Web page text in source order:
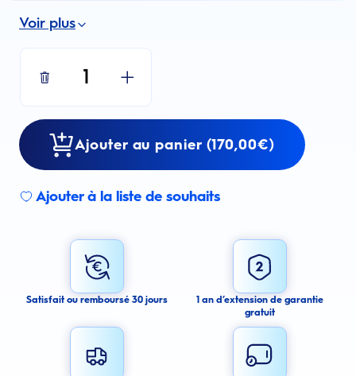
Voir plus
1
Ajouter au panier (170,00€)
Ajouter à la liste de souhaits
I agree to receive email alerts about this product.
By signing up for email alerts, you agree to receive email
communications regarding this product. We may use your email address
to send you email messages about product availability. We process your
personal data as stated in our Privacy Policy. You may withdraw your
consent or manage your email preferences at any time.
Satisfait ou remboursé 30 jours
1 an d’extension de garantie
gratuit